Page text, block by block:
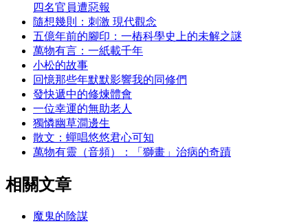
四名官員遭惡報
隨想幾則：刺激 現代觀念
五億年前的腳印：一樁科學史上的未解之謎
萬物有言：一紙載千年
小松的故事
回憶那些年默默影響我的同修們
發快遞中的修煉體會
一位幸運的無助老人
獨憐幽草澗邊生
散文：蟬唱悠悠君心可知
萬物有靈（音頻）：「獅畫」治病的奇蹟
相關文章
魔鬼的陰謀